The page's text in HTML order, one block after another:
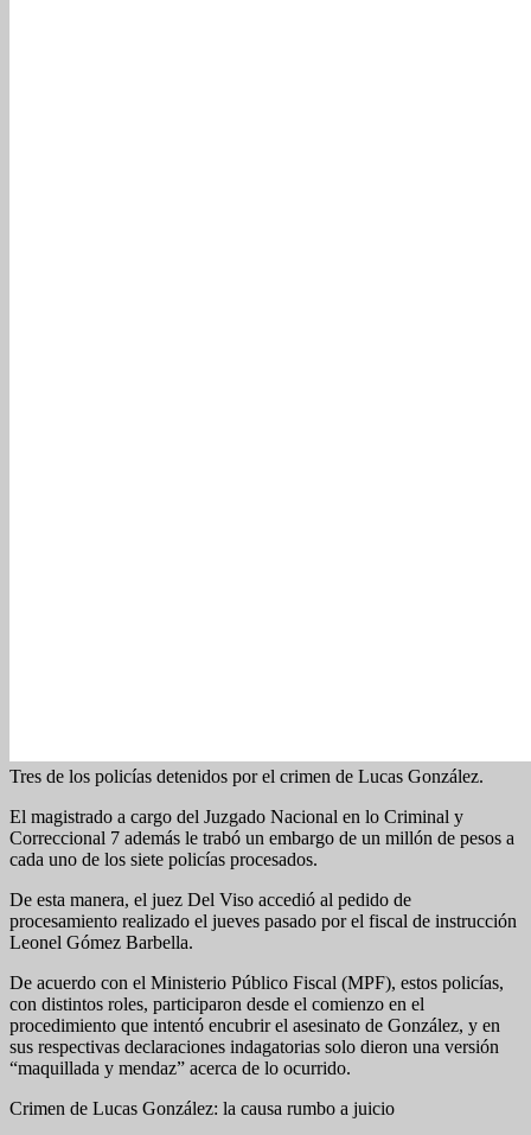
Tres de los policías detenidos por el crimen de Lucas González.
El magistrado a cargo del Juzgado Nacional en lo Criminal y
Correccional 7 además le trabó un embargo de un millón de pesos a
cada uno de los siete policías procesados.
De esta manera, el juez Del Viso accedió al pedido de
procesamiento realizado el jueves pasado por el fiscal de instrucción
Leonel Gómez Barbella.
De acuerdo con el Ministerio Público Fiscal (MPF), estos policías,
con distintos roles, participaron desde el comienzo en el
procedimiento que intentó encubrir el asesinato de González, y en
sus respectivas declaraciones indagatorias solo dieron una versión
“maquillada y mendaz” acerca de lo ocurrido.
Crimen de Lucas González: la causa rumbo a juicio